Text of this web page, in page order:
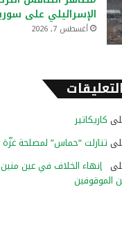
الإسرائيلي على
أغسطس 7, 2026
كاريكاتير
تنازلت “حماس” لمصلحة غزّة
إنهاء الخلاف في عين
الموقوفين